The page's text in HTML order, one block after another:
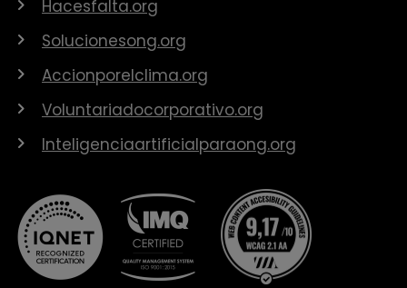
Hacesfalta.org
Solucionesong.org
Accionporelclima.org
Voluntariadocorporativo.org
Inteligenciaartificialparaong.org